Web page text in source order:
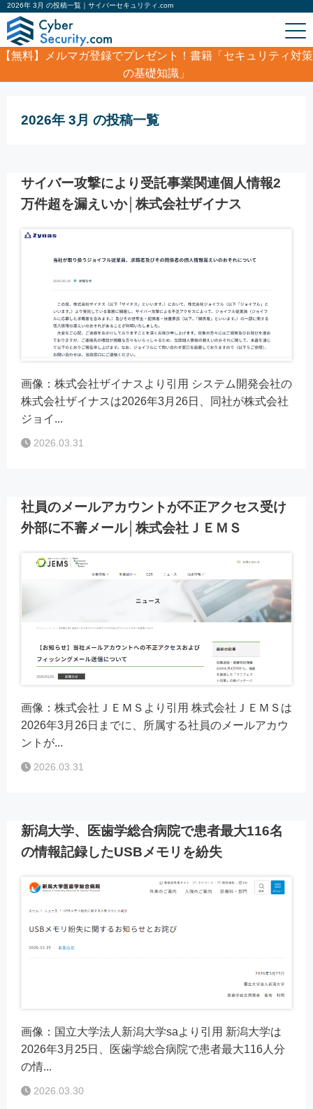
2026年 3月 の投稿一覧｜サイバーセキュリティ.com
【無料】
メルマガ登録でプレゼント！書籍「セキュリティ対策
の基礎知識」
2026年 3月 の投稿一覧
サイバー攻撃により受託事業関連個人情報2
万件超を漏えいか│株式会社ザイナス
画像：株式会社ザイナスより引用 システム開発会社の
株式会社ザイナスは2026年3月26日、同社が株式会社
ジョイ...
2026.03.31
社員のメールアカウントが不正アクセス受け
外部に不審メール│株式会社ＪＥＭＳ
画像：株式会社ＪＥＭＳより引用 株式会社ＪＥＭＳは
2026年3月26日までに、所属する社員のメールアカウ
ントが...
2026.03.31
新潟大学、医歯学総合病院で患者最大116名
の情報記録したUSBメモリを紛失
画像：国立大学法人新潟大学saより引用 新潟大学は
2026年3月25日、医歯学総合病院で患者最大116人分
の情...
2026.03.30